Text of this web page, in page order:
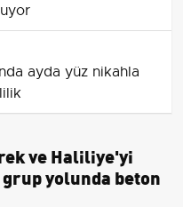
ayda yüz nikahla
ve Haliliye'yi
yolunda beton